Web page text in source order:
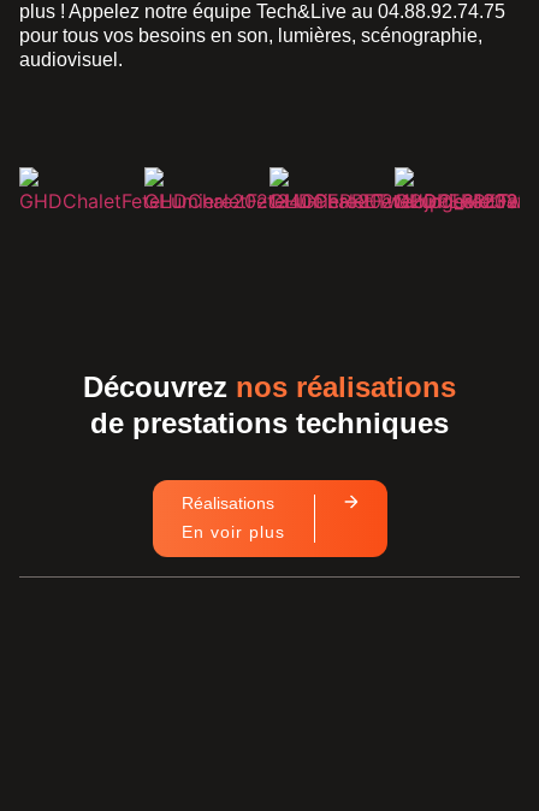
plus ! Appelez notre équipe Tech&Live au 04.88.92.74.75
pour tous vos besoins en son, lumières, scénographie,
audiovisuel.
Découvrez nos réalisations
de prestations techniques
Réalisations
En voir plus